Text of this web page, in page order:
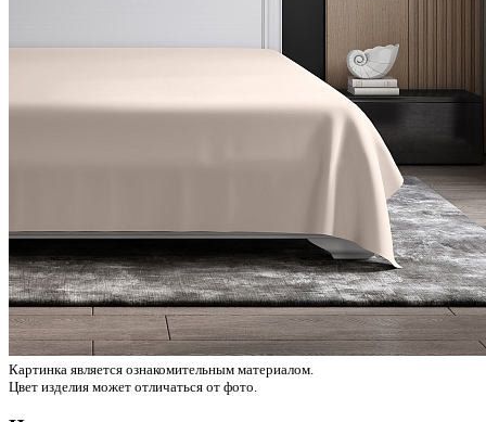
Картинка является ознакомительным материалом.
Цвет изделия может отличаться от фото.